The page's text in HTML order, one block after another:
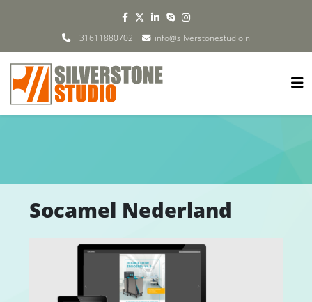
+31611880702 info@silverstonestudio.nl
Socamel Nederland